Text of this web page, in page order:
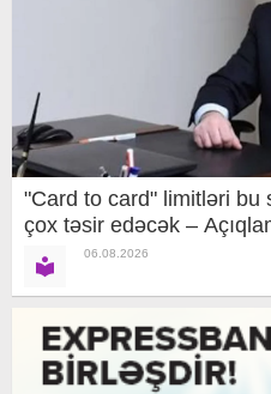
"Card to card" limitləri bu
çox təsir edəcək –
06.08.2026